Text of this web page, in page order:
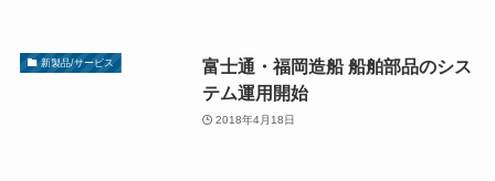
新製品/サービス
富士通・福岡造船 船舶部品のシス
テム運用開始
2018年4月18日